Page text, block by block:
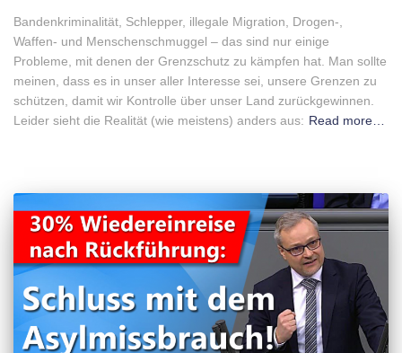
Bandenkriminalität, Schlepper, illegale Migration, Drogen-,
Waffen- und Menschenschmuggel – das sind nur einige
Probleme, mit denen der Grenzschutz zu kämpfen hat. Man sollte
meinen, dass es in unser aller Interesse sei, unsere Grenzen zu
schützen, damit wir Kontrolle über unser Land zurückgewinnen.
Leider sieht die Realität (wie meistens) anders aus: Read more…